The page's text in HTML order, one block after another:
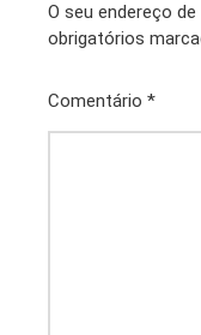
O seu endereço
obrigatórios
Comentário *